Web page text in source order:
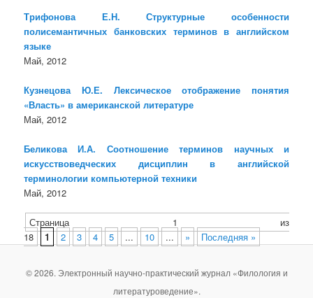
Трифонова Е.Н. Структурные особенности
полисемантичных банковских терминов в английском
языке
Май, 2012
Кузнецова Ю.Е. Лексическое отображение понятия
«Власть» в американской литературе
Май, 2012
Беликова И.А. Соотношение терминов научных и
искусствоведческих дисциплин в английской
терминологии компьютерной техники
Май, 2012
Страница 1 из
18
1 2 3 4 5 ... 10 ... » Последняя »
© 2026. Электронный научно-практический журнал «Филология и
литературоведение».